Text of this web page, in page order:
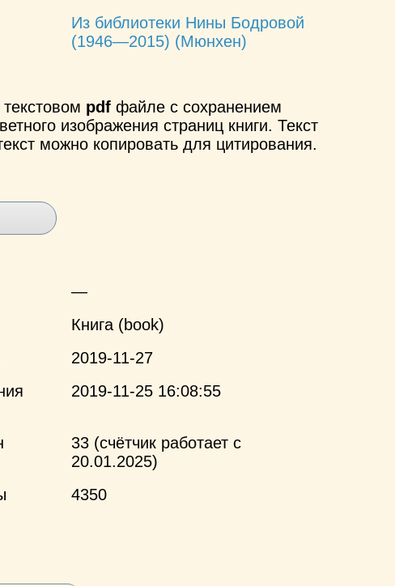
Из библиотеки Нины Бодровой
(1946—2015) (Мюнхен)
pdf файле с сохранением
изображения страниц книги. Текст
можно копировать для цитирования.
—
Книга (book)
2019-11-27
2019-11-25 16:08:55
33 (счётчик работает с
20.01.2025)
4350